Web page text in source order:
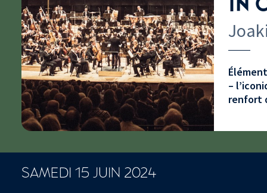
IN
–
renfort
SAMEDI 15 JUIN 2024